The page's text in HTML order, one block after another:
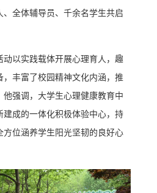
、全体辅导员、千余名学生共启
动以实践载体开展心理育人，趣
，丰富了校园精神文化内涵，推
强调，大学生心理健康教育中
建成的一体化积极体验中心，持
位涵养学生阳光坚韧的良好心